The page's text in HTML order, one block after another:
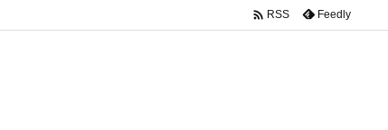
 RSS Feedly